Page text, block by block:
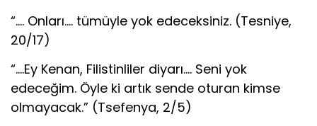
“…. Onları…. tümüyle yok edeceksiniz. (Tesniye,
20/17)
“….Ey Kenan, Filistinliler diyarı…. Seni yok
edeceğim. Öyle ki artık sende oturan kimse
olmayacak.” (Tsefenya, 2/5)